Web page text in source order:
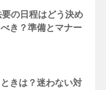
要の日程はどう決め
き？準備とマナー
きは？迷わない対